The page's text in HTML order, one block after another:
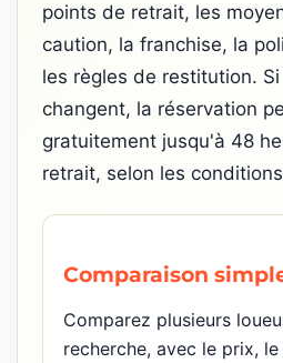
points de retrait, les
caution, la franchise, la
les règles de restitution.
changent, la réservation
gratuitement jusqu'à 48
retrait, selon les
Comparaison
Comparez plusieurs
recherche, avec le prix,